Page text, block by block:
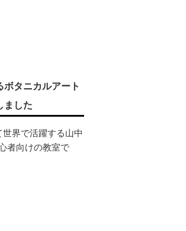
タニカルアート
ました
界で活躍する山中
者向けの教室で